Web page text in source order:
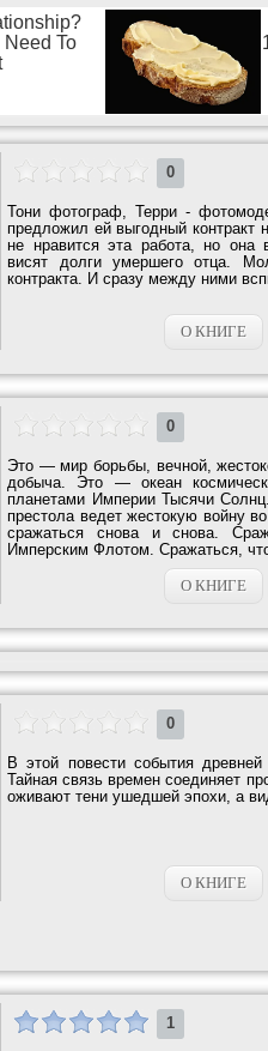
0
Тони фотограф, Терри -
предложил ей выгодный контракт
не нравится эта работа, но она
висят долги умершего отца.
контракта. И сразу между ними
О КНИГЕ
0
Это — мир борьбы, вечной,
добыча. Это — океан
планетами Империи Тысячи
престола ведет жестокую войну
сражаться снова и снова.
Имперским Флотом. Сражаться,
О КНИГЕ
0
В этой повести события
Тайная связь времен соединяет
оживают тени ушедшей эпохи, а
О КНИГЕ
1